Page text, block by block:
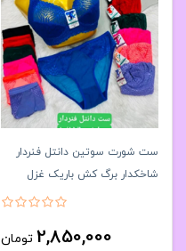
ست شورت سوتین دانتل فنردار
شاخکدار برگ کش باریک غزل
2,850,000 تومان